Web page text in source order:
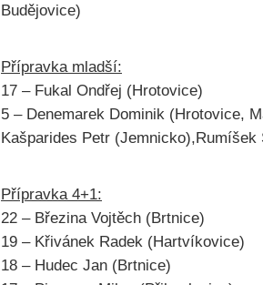
Budějovice)
Přípravka mladší:
17 – Fukal Ondřej (Hrotovice)
5 – Denemarek Dominik (Hrotovice,
Kašparides Petr (Jemnicko),Rumíšek
Přípravka 4+1:
22 – Březina Vojtěch (Brtnice)
19 – Křivánek Radek (Hartvíkovice)
18 – Hudec Jan (Brtnice)